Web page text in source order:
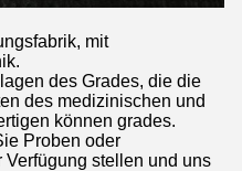
mit
des Grades, die die
des medizinischen und
können grades.
Proben oder
stellen und uns